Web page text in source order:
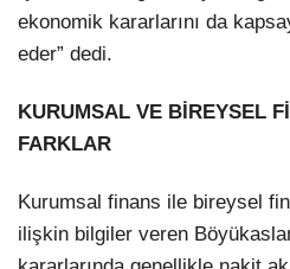
ekonomik kararlarını da
eder” dedi.
KURUMSAL VE BİREYSEL
FARKLAR
Kurumsal finans ile bireysel
ilişkin bilgiler veren